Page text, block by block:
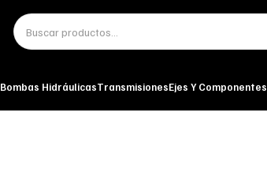
Bombas HidráulicasTransmisionesEjes Y Componentes